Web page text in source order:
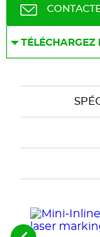
TÉLÉCHARGEZ